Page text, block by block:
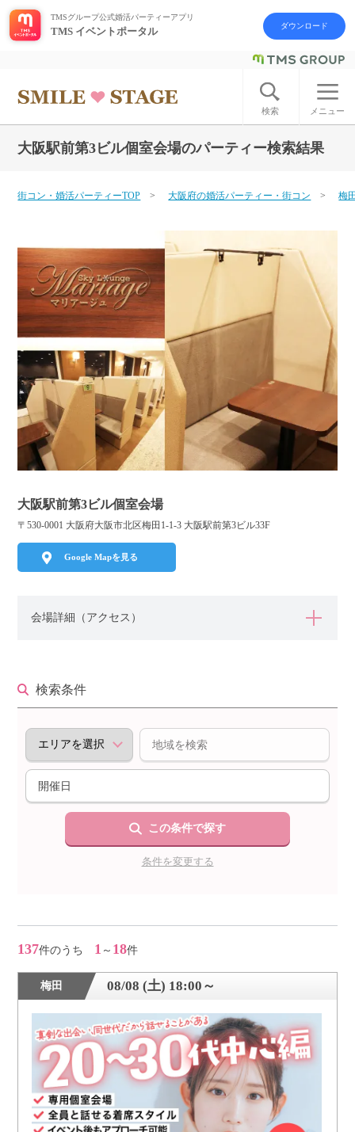
ログイン アカウント登録
はじめての方へ
今週の婚活パーティー
よくあるご質問
アフターアプローチとは
お問い合わせ
利用規約
個人情報保護方針launch
子どもの安全基準に関するポリシーlaunch
公式アカウントで最新情報を配信中！
個人情報保護のため
プライバシーマークを取得しております
TMSグループ公式婚活パーティーアプリ
TMS イベントポータル ダウンロード
検索 メニュー
大阪駅前第3ビル個室会場のパーティー検索結果
街コン・婚活パーティーTOP 大阪府の婚活パーティー・街コン 梅
大阪駅前第3ビル個室会場
〒530-0001 大阪府大阪市北区梅田1-1-3 大阪駅前第3ビル33F
Google Mapを見る
会場詳細（アクセス）
検索条件
この条件で探す
条件を変更する
137件のうち 1 ～ 18件
梅田 08/08 (土) 18:00～